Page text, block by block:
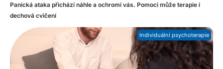
Panická ataka přichází náhle a ochromí vás. Pomoci může terapie i
dechová cvičení
Individuální psychoterapie